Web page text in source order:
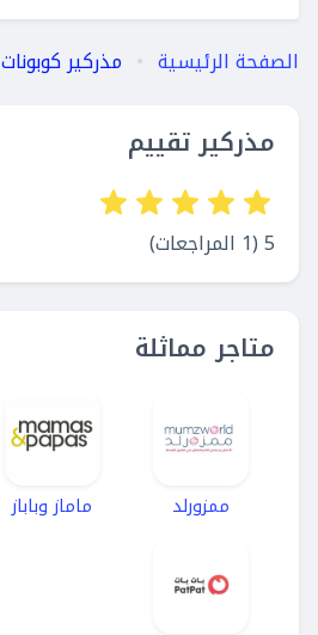
الصفحة الرئيسية مذركير كوبونات
مذركير تقييم
5 (1 المراجعات)
متاجر مماثلة
ممزورلد ماماز وباباز